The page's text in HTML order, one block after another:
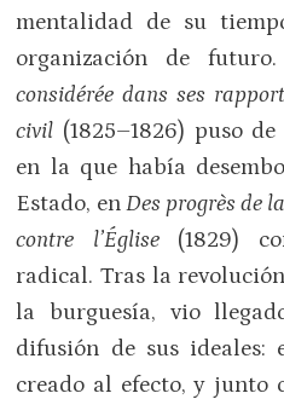
mentalidad de su
organización de
considérée dans ses
civil (1825–1826) puso
en la que había
Estado, enDes progrès de
contre l’Église (1829)
radical. Tras la
la burguesía, vio
difusión de sus ideales:
creado al efecto, y junto